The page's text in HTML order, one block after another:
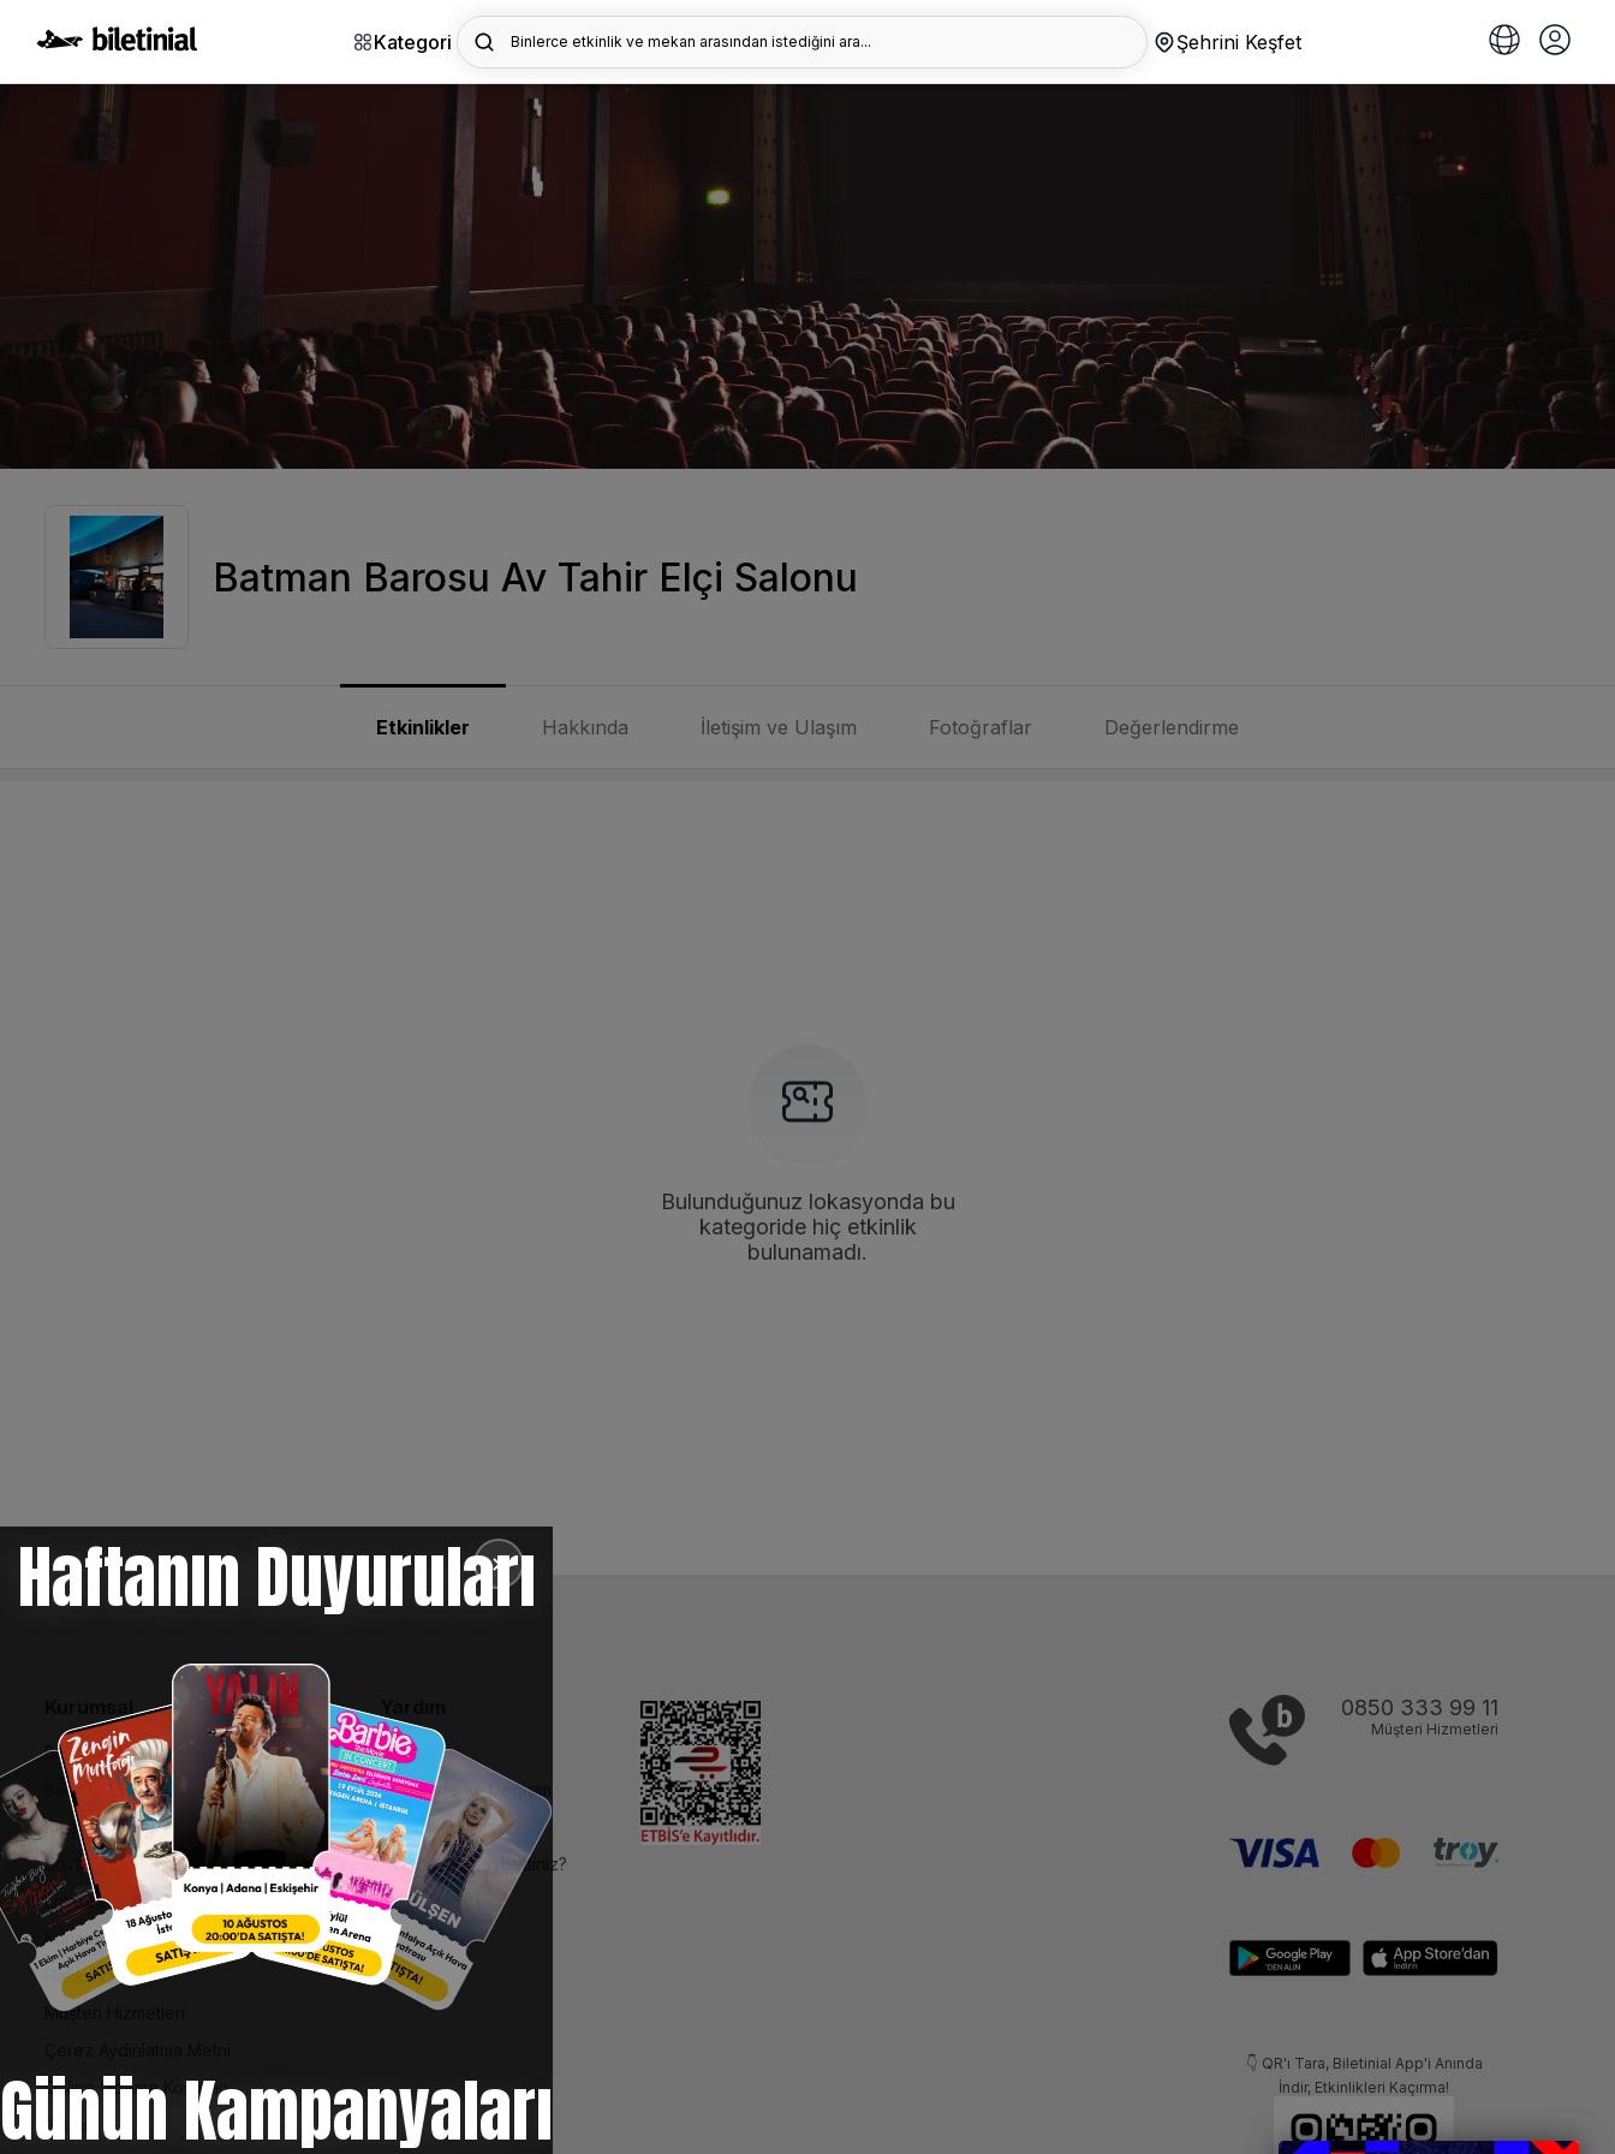
Kategori Binlerce etkinlik ve mekan arasından istediğini ara... Şehrini Keşfet
Batman Barosu Av Tahir Elçi Salonu
Etkinlikler Hakkında İletişim ve Ulaşım Fotoğraflar Değerlendirme
Bulunduğunuz lokasyonda bu
kategoride hiç etkinlik
bulunamadı.
✕
Haftanın Duyuruları
Günün Kampanyaları
Kurumsal
Bilgi Toplumu Hizmetleri
BiPuan Kurallar & Koşullar
Kişisel Verilerin Korunması
Sözleşme ve Politikalar
Entegre Yönetim Sistemi Politikası
Kurumsal Kimlik
Hakkımızda
Müşteri Hizmetleri
Online Ödeme Koşulları
İletişim
SSS
İptal, İade ve Değişim
Nasıl Bilet Alınır
Biletinizi Mi Kaybettiniz?
0850 333 99 11
Müşteri Hizmetleri
👇 QR'ı Tara, Biletinial App'i Anında
İndir, Etkinlikleri Kaçırma!